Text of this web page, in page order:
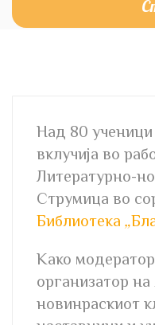
Над 80
вклучија во
Литературно-
Струмица во
Библиотека „
Како
организатор
новинраскиот